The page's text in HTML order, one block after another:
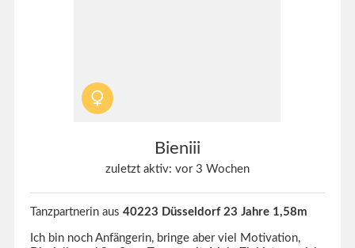
Bieniii
zuletzt aktiv: vor 3 Wochen
Tanzpartnerin aus 40223 Düsseldorf 23 Jahre 1,58m
Ich bin noch Anfängerin, bringe aber viel Motivation,